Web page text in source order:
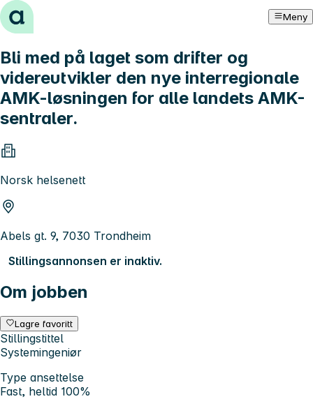
Hopp til innhold Meny
Bli med på laget som drifter og
videreutvikler den nye interregionale
AMK-løsningen for alle landets AMK-
sentraler.
Norsk helsenett
Abels gt. 9, 7030 Trondheim
Stillingsannonsen er inaktiv.
Om jobben
Lagre favoritt
Stillingstittel
Systemingeniør
Type ansettelse
Fast, heltid 100%